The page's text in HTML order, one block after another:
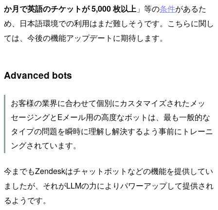
か月で英語のチケットが 5,000 枚以上 」等の条件があるた
め、日本語環境での利用はまだ難しそうです。こちらに関し
ては、今後の機能アップデートに期待します。
Advanced bots
お客様の業界に合わせて個別にカスタマイズされたメッ
セージングとEメール用の高度なボットは、最も一般的な
タイプの問題を瞬時に理解し解決するよう事前にトレーニ
ングされています。
今までもZendeskはチャットボットなどの機能を提供してい
ましたが、それがLLMの力によりパワーアップして提供され
るようです。